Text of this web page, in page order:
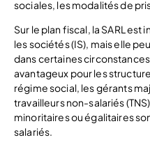
sociales, les modalités de
Sur le plan fiscal, la SARL est
les sociétés (IS), mais elle
dans certaines
avantageux pour les
régime social, les gérants
travailleurs non-salariés
minoritaires ou égalitaires
salariés.